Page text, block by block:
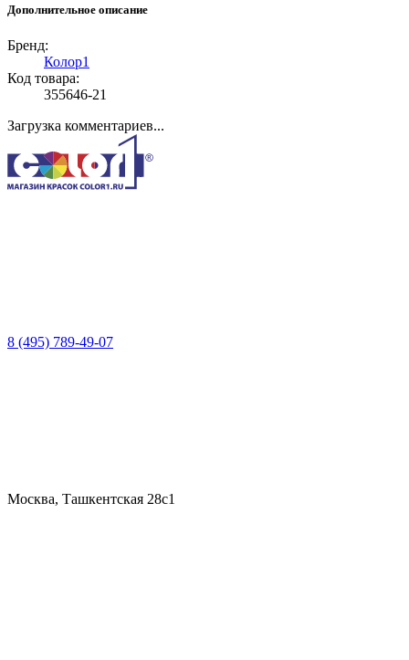
Дополнительное описание
Бренд:
Колор1
Код товара:
355646-21
Загрузка комментариев...
8 (495) 789-49-07
Москва, Ташкентская 28с1